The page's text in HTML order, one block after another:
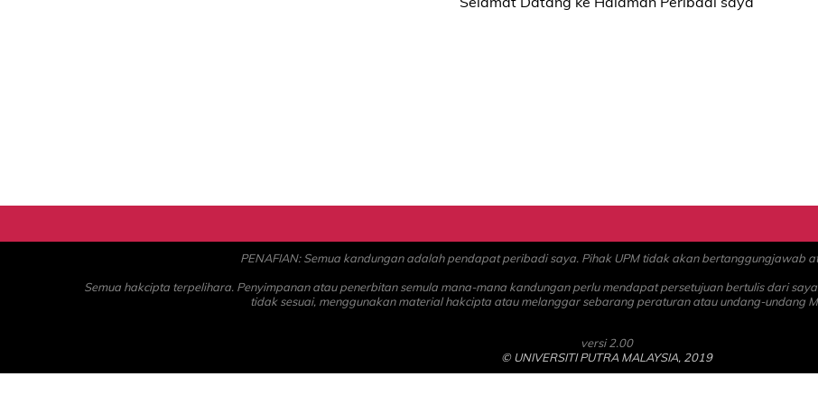
PENAFIAN: Semua kandungan adalah pendapat peribadi saya. Pihak UPM tidak akan bertanggungjawab
Semua hakcipta terpelihara. Penyimpanan atau penerbitan semula mana-mana kandungan perlu mendapat persetujuan bertulis dari
tidak sesuai, menggunakan material hakcipta atau melanggar sebarang peraturan atau undang-undang
versi 2.00
© UNIVERSITI PUTRA MALAYSIA, 2019